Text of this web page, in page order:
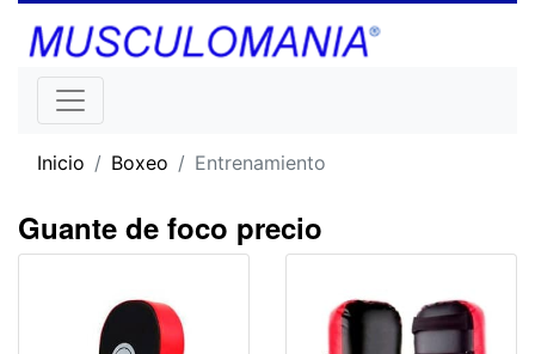
Inicio Boxeo Entrenamiento
Guante de foco precio